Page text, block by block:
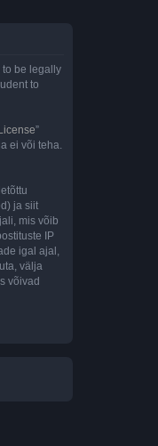
to be legally
to
”
ei või teha.
ja siit
mis võib
IP
igal ajal,
välja
võivad